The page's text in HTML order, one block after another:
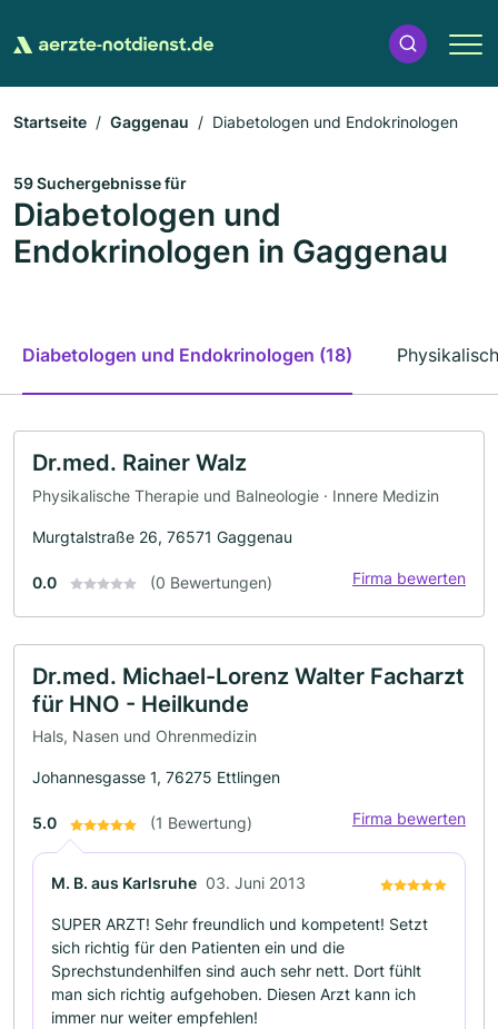
Startseite Gaggenau Diabetologen und Endokrinologen
59 Suchergebnisse für
Diabetologen und
Endokrinologen in Gaggenau
Diabetologen und Endokrinologen (18)
Dr.med. Rainer Walz
Physikalische Therapie und Balneologie · Innere Medizin
Murgtalstraße 26, 76571 Gaggenau
0.0 (0 Bewertungen) Firma bewerten
Dr.med. Michael-Lorenz Walter Facharzt
für HNO - Heilkunde
Hals, Nasen und Ohrenmedizin
Johannesgasse 1, 76275 Ettlingen
5.0 (1 Bewertung) Firma bewerten
M. B. aus Karlsruhe 03. Juni 2013
SUPER ARZT! Sehr freundlich und kompetent! Setzt
sich richtig für den Patienten ein und die
Sprechstundenhilfen sind auch sehr nett. Dort fühlt
man sich richtig aufgehoben. Diesen Arzt kann ich
immer nur weiter empfehlen!